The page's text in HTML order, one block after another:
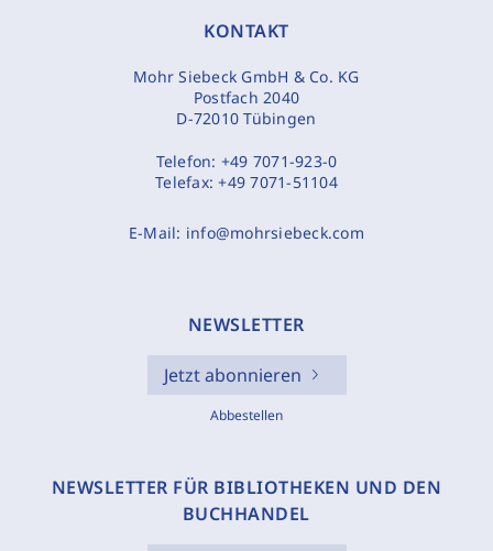
KONTAKT
Mohr Siebeck GmbH & Co. KG
Postfach 2040
D-72010 Tübingen
Telefon: +49 7071-923-0
Telefax:+49 7071-51104
E-Mail: info@mohrsiebeck.com
NEWSLETTER
Jetzt abonnieren
Abbestellen
NEWSLETTER FÜR BIBLIOTHEKEN UND DEN
BUCHHANDEL